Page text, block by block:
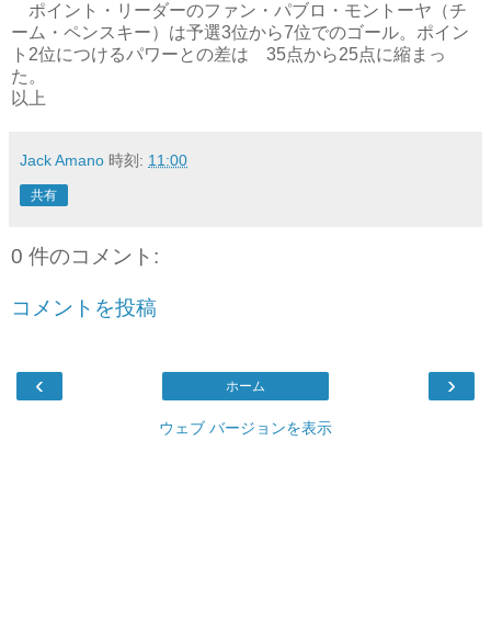
ポイント・リーダーのファン・パブロ・モントーヤ（チ
ーム・ペンスキー）は予選3位から7位でのゴール。ポイン
ト2位につけるパワーとの差は 35点から25点に縮まっ
た。
以上
Jack Amano 時刻: 11:00
共有
0 件のコメント:
コメントを投稿
‹ ›
ホーム
ウェブ バージョンを表示